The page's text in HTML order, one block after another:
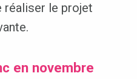
réaliser le projet
en novembre